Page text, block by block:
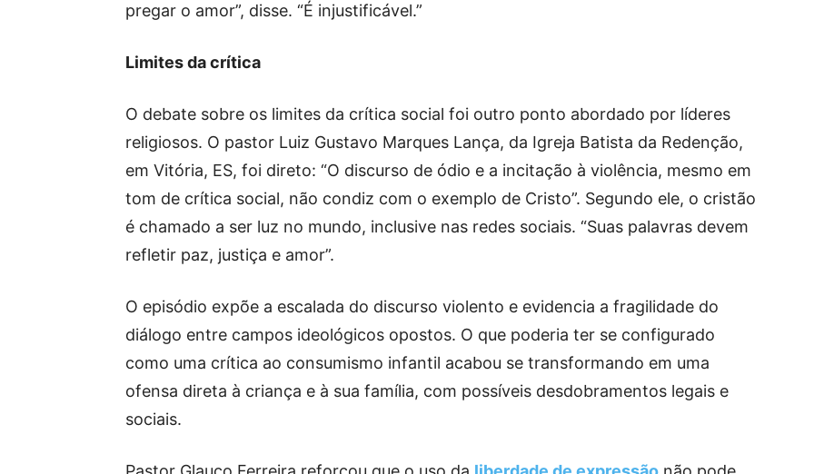
pregar o amor”, disse. “É injustificável.”
Limites da crítica
O debate sobre os limites da crítica social foi outro ponto abordado por líderes
religiosos. O pastor Luiz Gustavo Marques Lança, da Igreja Batista da Redenção,
em Vitória, ES, foi direto: “O discurso de ódio e a incitação à violência, mesmo em
tom de crítica social, não condiz com o exemplo de Cristo”. Segundo ele, o cristão
é chamado a ser luz no mundo, inclusive nas redes sociais. “Suas palavras devem
refletir paz, justiça e amor”.
O episódio expõe a escalada do discurso violento e evidencia a fragilidade do
diálogo entre campos ideológicos opostos. O que poderia ter se configurado
como uma crítica ao consumismo infantil acabou se transformando em uma
ofensa direta à criança e à sua família, com possíveis desdobramentos legais e
sociais.